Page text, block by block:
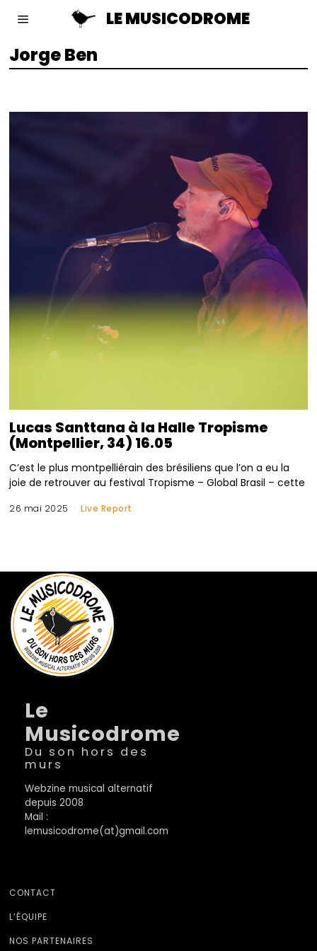
LE MUSICODROME
Jorge Ben
Lucas Santtana à la Halle Tropisme
(Montpellier, 34) 16.05
C’est le plus montpelliérain des brésiliens que l’on a eu la
joie de retrouver au festival Tropisme – Global Brasil – cette
26 mai 2025 Live Report
Le
Musicodrome
Du son hors des
murs
Webzine musical alternatif
depuis 2008
Mail :
lemusicodrome(at)gmail.com
CONTACT
L’ÉQUIPE
NOS PARTENAIRES